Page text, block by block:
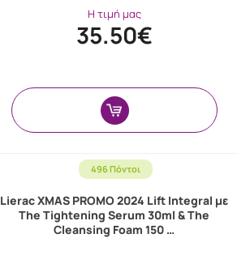
Η τιμή μας
35.50€
496 Πόντοι
Lierac XMAS PROMO 2024 Lift Integral με
The Tightening Serum 30ml & The
Cleansing Foam 150 …